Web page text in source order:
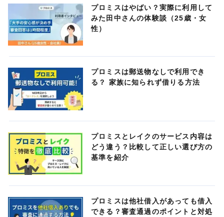
プロミスはやばい？実際に利用して
みた田中さんの体験談（25歳・女
性）
プロミスは郵送物なしで利用でき
る？ 家族に知られず借りる方法
プロミスとレイクのサービス内容は
どう違う？比較して正しい選び方の
基準を紹介
プロミスは他社借入があっても借入
できる？審査通過のポイントと対処